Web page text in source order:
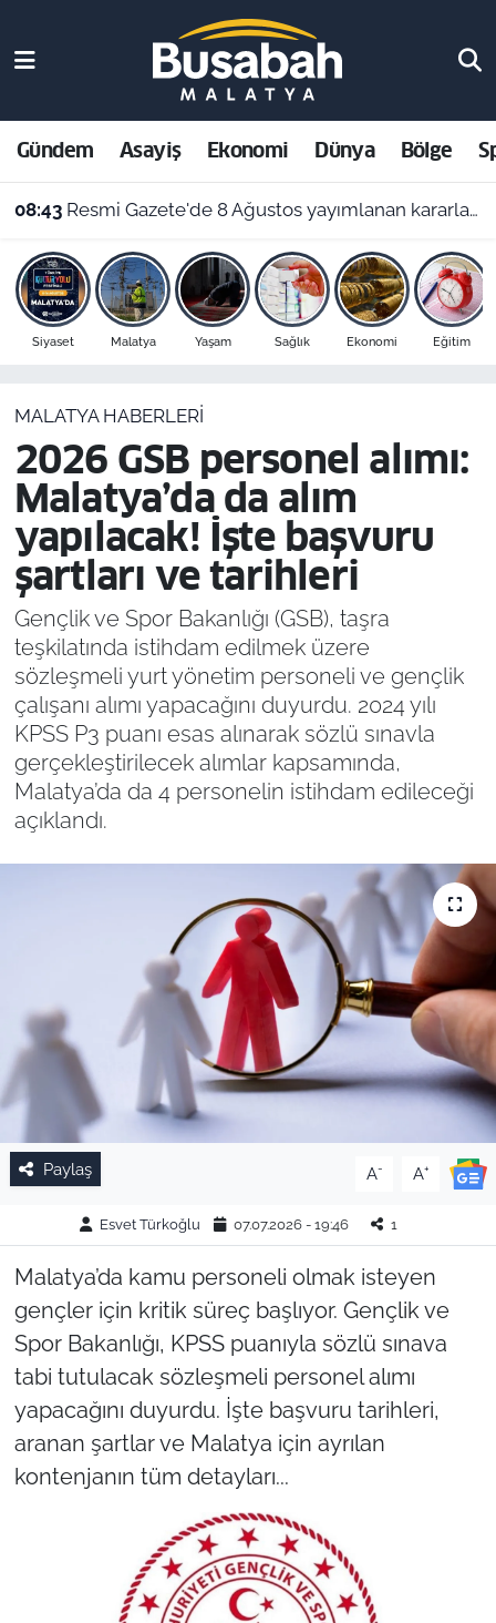
Gündem Asayiş Ekonomi Dünya Bölge
08:43 Resmi Gazete'de 8 Ağustos yayımlanan kararlar belli oldu
Siyaset Malatya Yaşam Sağlık Ekonomi Eğitim
MALATYA HABERLERI
2026 GSB personel alımı:
Malatya’da da alım
yapılacak! İşte başvuru
şartları ve tarihleri
Gençlik ve Spor Bakanlığı (GSB), taşra
teşkilatında istihdam edilmek üzere
sözleşmeli yurt yönetim personeli ve gençlik
çalışanı alımı yapacağını duyurdu. 2024 yılı
KPSS P3 puanı esas alınarak sözlü sınavla
gerçekleştirilecek alımlar kapsamında,
Malatya’da da 4 personelin istihdam edileceği
açıklandı.
Paylaş A- A+
Esvet Türkoğlu 07.07.2026 - 19:46 1
Malatya’da kamu personeli olmak isteyen
gençler için kritik süreç başlıyor. Gençlik ve
Spor Bakanlığı, KPSS puanıyla sözlü sınava
tabi tutulacak sözleşmeli personel alımı
yapacağını duyurdu. İşte başvuru tarihleri,
aranan şartlar ve Malatya için ayrılan
kontenjanın tüm detayları...
Asayiş
Ekonomi
Dünya
Bölge
Resmi İlanlar
Malatya Nöbetçi Eczaneler
Malatya Hava Durumu
Malatya Namaz Vakitleri
Malatya Trafik Yoğunluk Haritası
Süper Lig Puan Durumu ve Fikstür
Son Dakika Haberleri
Haber Arşivi